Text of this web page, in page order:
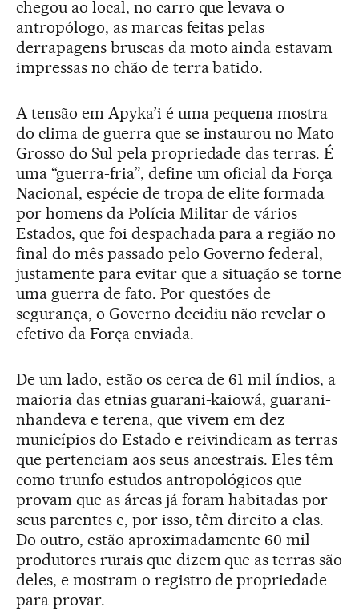
chegou ao local, no carro que levava o
antropólogo, as marcas feitas pelas
derrapagens bruscas da moto ainda estavam
impressas no chão de terra batido.
A tensão em Apyka’i é uma pequena mostra
do clima de guerra que se instaurou no Mato
Grosso do Sul pela propriedade das terras. É
uma “guerra-fria”, define um oficial da Força
Nacional, espécie de tropa de elite formada
por homens da Polícia Militar de vários
Estados, que foi despachada para a região no
final do mês passado pelo Governo federal,
justamente para evitar que a situação se torne
uma guerra de fato. Por questões de
segurança, o Governo decidiu não revelar o
efetivo da Força enviada.
De um lado, estão os cerca de 61 mil índios, a
maioria das etnias guarani-kaiowá, guarani-
nhandeva e terena, que vivem em dez
municípios do Estado e reivindicam as terras
que pertenciam aos seus ancestrais. Eles têm
como trunfo estudos antropológicos que
provam que as áreas já foram habitadas por
seus parentes e, por isso, têm direito a elas.
Do outro, estão aproximadamente 60 mil
produtores rurais que dizem que as terras são
deles, e mostram o registro de propriedade
para provar.